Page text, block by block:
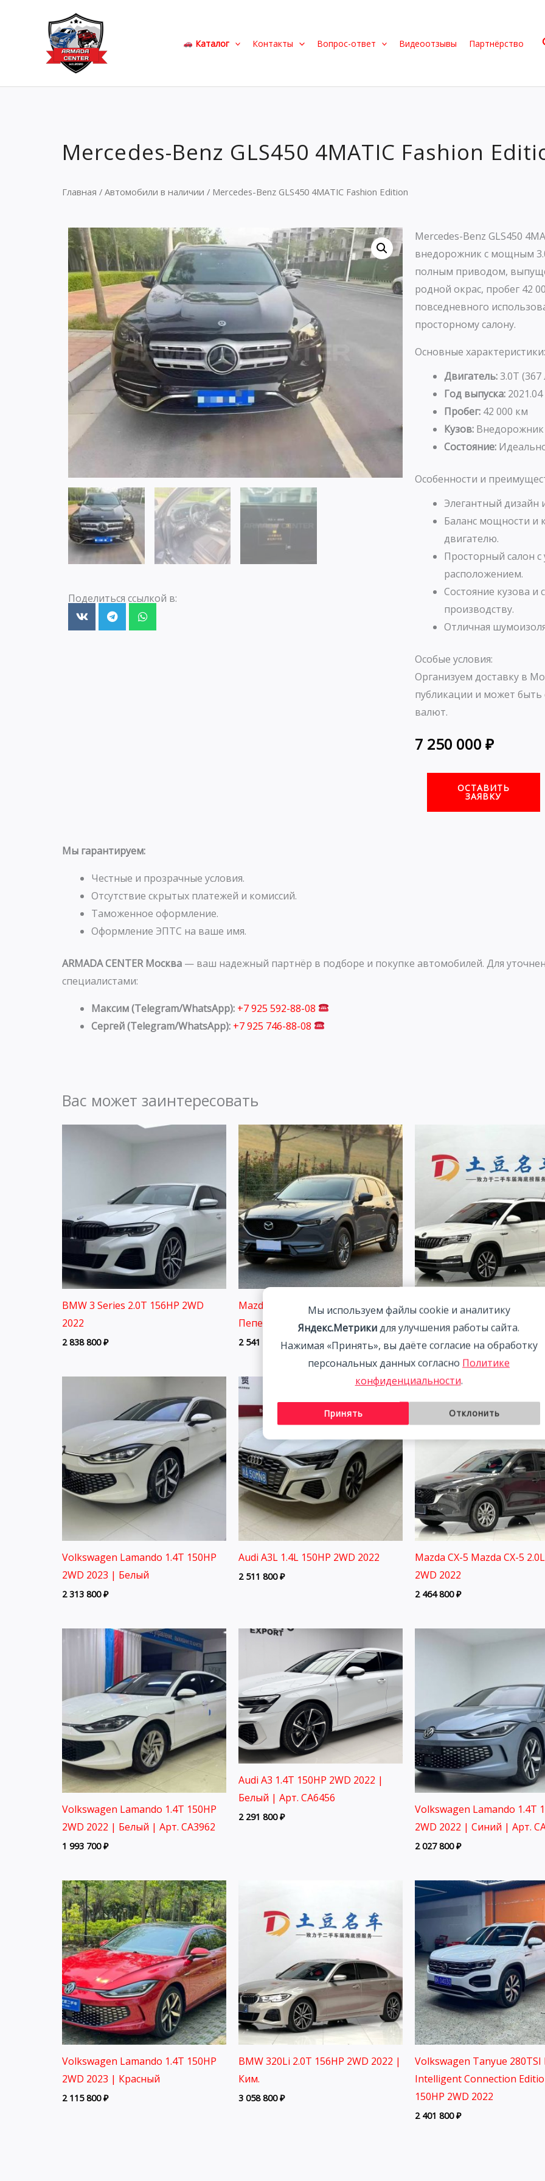
содержимому
Каталог Контакты Вопрос-ответ Видеоотзывы Партнёрство
Mercedes-Benz GLS450 4MATIC Fashion
Главная / Автомобили в наличии / Mercedes-Benz GLS450 4MATIC Fashion Edition
Поделиться ссылкой в:
Mercedes-Benz GLS450
внедорожник с мощным
полным приводом,
родной окрас, пробег 42
повседневного
просторному салону.
Основные характеристики:
Двигатель:3.0T
Год выпуска: 2021.04
Пробег: 42 000 км
Кузов: Внедорожник
Состояние:
Особенности и
Элегантный дизайн
Баланс мощности и
двигателю.
Просторный салон
расположением.
Состояние кузова и
производству.
Отличная
Особые условия:
Организуем доставку в
публикации и может быть
валют.
7 250 000 ₽
ОСТАВИТЬ
ЗАЯВКУ
Мы гарантируем:
Честные и прозрачные условия.
Отсутствие скрытых платежей и комиссий.
Таможенное оформление.
Оформление ЭПТС на ваше имя.
ARMADA CENTER Москва — ваш надежный партнёр в подборе и покупке автомобилей. Для
специалистами:
Максим (Telegram/WhatsApp): +7 925 592-88-08
Сергей (Telegram/WhatsApp): +7 925 746-88-08
Вас может заинтересовать
BMW 3 Series 2.0T 156HP 2WD
2022
2 838 800₽
Mazda CX-5 2.0L 155HP 2WD 2021 |
Пепел | Арт. CA5218
2 541 800 ₽
Skoda Kamiq 1.5L 112HP
1 833 800₽
Volkswagen Lamando 1.4T 150HP
2WD 2023 | Белый
2 313 800₽
Audi A3L 1.4L 150HP 2WD 2022
2 511 800₽
Mazda CX-5 Mazda CX-5
2WD 2022
2 464 800₽
Volkswagen Lamando 1.4T 150HP
2WD 2022 | Белый | Арт. CA3962
1 993 700₽
Audi A3 1.4T 150HP 2WD 2022 |
Белый | Арт. CA6456
2 291 800₽
Volkswagen Lamando 1.4T
2WD 2022 | Синий | Арт.
2 027 800₽
Volkswagen Lamando 1.4T 150HP
2WD 2023 | Красный
2 115 800₽
BMW 320Li 2.0T 156HP 2WD 2022 |
Ким.
3 058 800₽
Volkswagen Tanyue 280TSI
Intelligent Connection
150HP 2WD 2022
2 401 800₽
Мы используем файлы cookie и аналитику
Яндекс.Метрикидля улучшения работы сайта.
Нажимая «Принять», вы даёте согласие на обработку
персональных данных согласно Политике
конфиденциальности.
Принять Отклонить